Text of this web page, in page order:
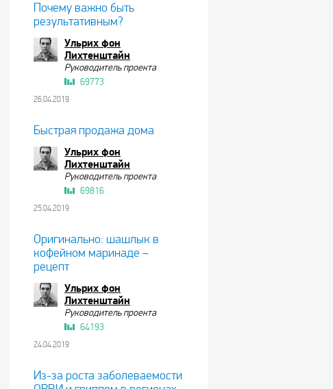
Почему важно быть
результативным?
Ульрих фон
Лихтенштайн
Руководитель проекта
69773
26.04.2019
Быстрая продажа дома
Ульрих фон
Лихтенштайн
Руководитель проекта
69816
25.04.2019
Оригинально: шашлык в
кофейном маринаде –
рецепт
Ульрих фон
Лихтенштайн
Руководитель проекта
64193
24.04.2019
Из-за роста заболеваемости